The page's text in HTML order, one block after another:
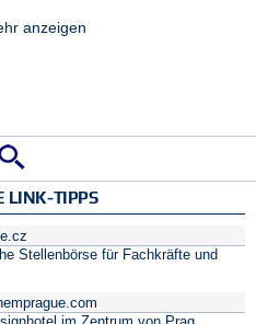
anzeigen
LINK-TIPPS
Stellenbörse für Fachkräfte und